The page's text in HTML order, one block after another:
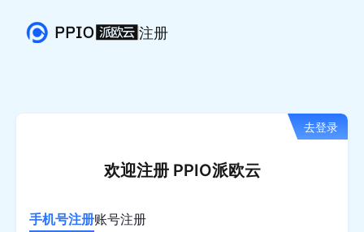
注册
去登录
欢迎注册 PPIO派欧云
手机号注册账号注册